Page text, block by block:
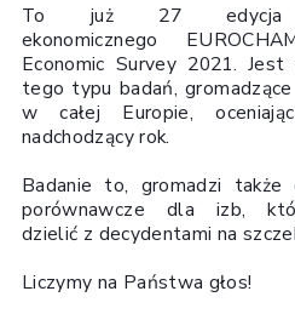
To już 27 edycja
ekonomicznego
Economic Survey 2021.
tego typu badań,
w całej Europie,
nadchodzący rok.
Badanie to, gromadzi także
porównawcze dla izb,
dzielić z decydentami na
Liczymy na Państwa głos!